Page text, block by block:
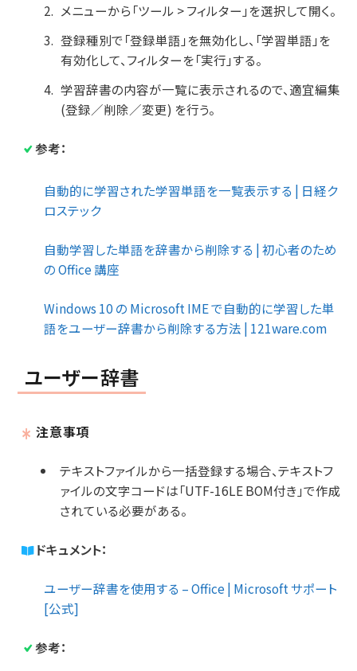
メニューから「ツール > フィルター」を選択して開く。
登録種別で「登録単語」を無効化し、「学習単語」を
有効化して、フィルターを「実行」する。
学習辞書の内容が一覧に表示されるので、適宜編集
(登録／削除／変更) を行う。
参考：
自動的に学習された学習単語を一覧表示する | 日経ク
ロステック
自動学習した単語を辞書から削除する | 初心者のため
の Office 講座
Windows 10 の Microsoft IME で自動的に学習した単
語をユーザー辞書から削除する方法 | 121ware.com
ユーザー辞書
注意事項
テキストファイルから一括登録する場合、テキストフ
ァイルの文字コードは「UTF-16LE BOM付き」で作成
されている必要がある。
ドキュメント：
ユーザー辞書を使用する – Office | Microsoft サポート
[公式]
参考：